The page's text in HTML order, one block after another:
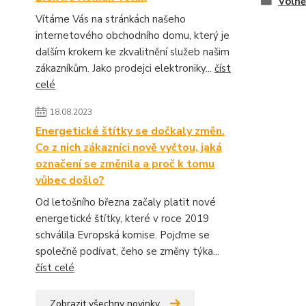
Vítáme Vás na stránkách našeho
internetového obchodního domu, který je
dalším krokem ke zkvalitnění služeb našim
zákazníkům. Jako prodejci elektroniky... číst
celé
18.08.2023
Energetické štítky se dočkaly změn.
Co z nich zákazníci nově vyčtou, jaká
označení se změnila a proč k tomu
vůbec došlo?
Od letošního března začaly platit nové
energetické štítky, které v roce 2019
schválila Evropská komise. Pojďme se
společně podívat, čeho se změny týka...
číst celé